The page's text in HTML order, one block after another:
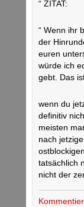
“ ZITAT:
“ Wenn ihr
der
euren
würde ich
gebt. Das
wenn du
definitiv
meisten
nach
tatsächlich
nicht der